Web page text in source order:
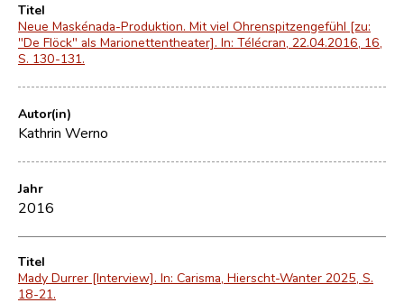
Titel
Neue Maskénada-Produktion. Mit viel Ohrenspitzengefühl [zu:
"De Flöck" als Marionettentheater]. In: Télécran, 22.04.2016, 16,
S. 130-131.
Autor(in)
Kathrin Werno
Jahr
2016
Titel
Mady Durrer [Interview]. In: Carisma, Hierscht-Wanter 2025, S.
18-21.